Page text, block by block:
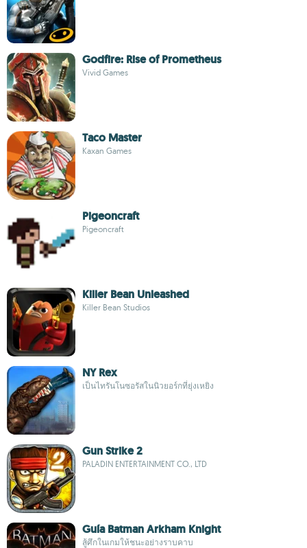
Godfire: Rise of Prometheus
Vivid Games
Taco Master
Kaxan Games
Pigeoncraft
Pigeoncraft
Killer Bean Unleashed
Killer Bean Studios
NY Rex
เป็นไทรันโนซอรัสในนิวยอร์กที่ยุ่งเหยิง
Gun Strike 2
PALADIN ENTERTAINMENT CO., LTD
Guía Batman Arkham Knight
สู้ศึกในเกมให้ชนะอย่างราบคาบ